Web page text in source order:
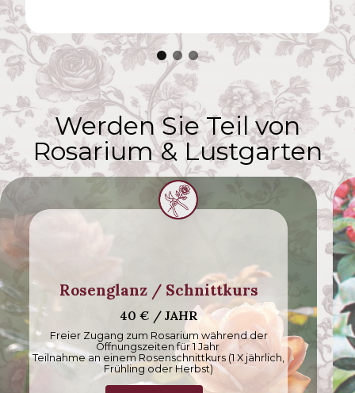
wunderschönen Garten mit
Jedes Jahr wieder ein Erlebnis!
Werden Sie Teil von
Rosarium & Lustgarten
Rosenglanz / Schnittkurs
40 € / JAHR
Freier Zugang zum Rosarium während der
Öffnungszeiten für 1 Jahr
Teilnahme an einem Rosenschnittkurs (1 X jährlich,
Frühling oder Herbst)